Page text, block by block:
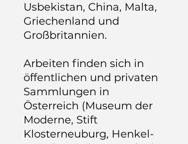
Usbekistan, China, Malta,
Griechenland und
Großbritannien.
Arbeiten finden sich in
öffentlichen und privaten
Sammlungen in
Österreich (Museum der
Moderne, Stift
Klosterneuburg, Henkel-